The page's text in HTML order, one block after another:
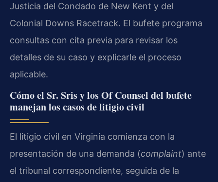
Justicia del Condado de New Kent y del
Colonial Downs Racetrack. El bufete programa
consultas con cita previa para revisar los
detalles de su caso y explicarle el proceso
aplicable.
Cómo el Sr. Sris y los Of Counsel del bufete
manejan los casos de litigio civil
El litigio civil en Virginia comienza con la
presentación de una demanda (complaint) ante
el tribunal correspondiente, seguida de la